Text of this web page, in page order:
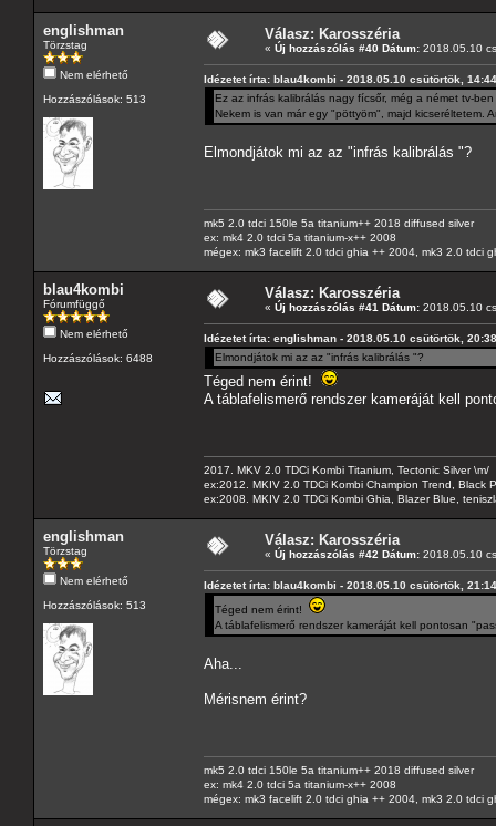
englishman
Törzstag
Nem elérhető
Hozzászólások: 513
Válasz: Karosszéria
« Új hozzászólás #40 Dátum: 2018.05.10
Idézetet írta: blau4kombi - 2018.05.10 csütörtök,
Ez az infrás kalibrálás nagy fícsőr, még a német tv-
Nekem is van már egy "pöttyöm", majd kicseréltetem.
Elmondjátok mi az az "infrás kalibrálás "?
mk5 2.0 tdci 150le 5a titanium++ 2018 diffused silver
ex: mk4 2.0 tdci 5a titanium-x++ 2008
mégex: mk3 facelift 2.0 tdci ghia ++ 2004, mk3 2.0 tdci
blau4kombi
Fórumfüggő
Nem elérhető
Hozzászólások: 6488
Válasz: Karosszéria
« Új hozzászólás #41 Dátum: 2018.05.10
Idézetet írta: englishman - 2018.05.10 csütörtök,
Elmondjátok mi az az "infrás kalibrálás "?
Téged nem érint!
A táblafelismerő rendszer kameráját kell
2017. MKV 2.0 TDCi Kombi Titanium, Tectonic Silver \m/
ex:2012. MKIV 2.0 TDCi Kombi Champion Trend, Black
ex:2008. MKIV 2.0 TDCi Kombi Ghia, Blazer Blue,
englishman
Törzstag
Nem elérhető
Hozzászólások: 513
Válasz: Karosszéria
« Új hozzászólás #42 Dátum: 2018.05.10
Idézetet írta: blau4kombi - 2018.05.10 csütörtök,
Téged nem érint!
A táblafelismerő rendszer kameráját kell pontosan
Aha...
Mérisnem érint?
mk5 2.0 tdci 150le 5a titanium++ 2018 diffused silver
ex: mk4 2.0 tdci 5a titanium-x++ 2008
mégex: mk3 facelift 2.0 tdci ghia ++ 2004, mk3 2.0 tdci